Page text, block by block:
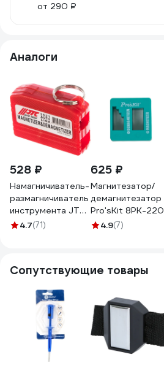
от 290 ₽
Аналоги
528 ₽
Намагничиватель-
размагничиватель
инструмента JTC,
3521 668624
4.7(71)
625 ₽
Магнитезатор/
демагнитезатор
Pro'sKit 8PK-220
00324020
4.9(7)
Сопутствующие товары